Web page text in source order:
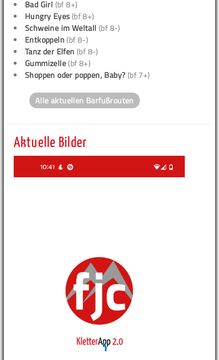
Bad Girl (bf 8+)
Hungry Eyes(bf 8+)
Schweine im Weltall (bf 8-)
Entkoppeln (bf 8-)
Tanz der Elfen (bf 8-)
Gummizelle (bf 8+)
Shoppen oder poppen, Baby? (bf 7+)
Alle aktuellen Barfußrouten
Aktuelle Bilder